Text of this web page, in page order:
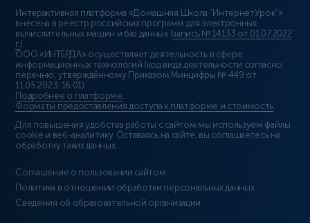
Интерактивная платформа «Домашняя Школа “ИнтернетУрок”»
внесена в реестр российских программ для электронных
вычислительных машин и баз данных (запись № 14133 от 01.07.2022
г.).
ООО «ИНТЕРДА» осуществляет деятельность в сфере
информационных технологий (код вида деятельности согласно
перечню, утверждённому Приказом Минцифры № 449 от
11.05.2023: 16.01)
Подробнее о платформе.
Форматы предоставления доступа к платформе и стоимость.
Для повышения удобства работы с сайтом мы используем файлы
cookie и веб-аналитику. Оставаясь на сайте, вы соглашаетесь на
обработку таких данных.
Соглашение о пользовании сайтом
Политика в отношении обработки персональных данных
Сведения об образовательной организации